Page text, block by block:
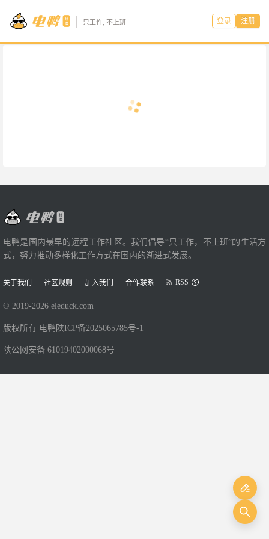
只工作, 不上班 登录 注册
电鸭是国内最早的远程工作社区。我们倡导“只工作，不上班”的生活方
式，努力推动多样化工作方式在国内的渐进式发展。
关于我们 社区规则 加入我们 合作联系 RSS
© 2019-2026 eleduck.com
版权所有 电鸭 陕ICP备2025065785号-1
陕公网安备 61019402000068号